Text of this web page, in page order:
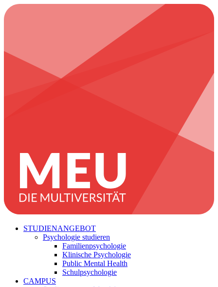
STUDIENANGEBOT
Psychologie studieren
Familienpsychologie
Klinische Psychologie
Public Mental Health
Schulpsychologie
CAMPUS